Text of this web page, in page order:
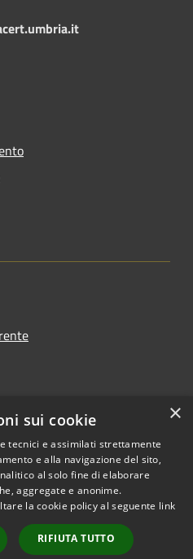
Copyright © 2026 • Comune di
Spoleto • Powered by
Municipium•
Accesso
redazione
×
sui cookie
tecnici e assimilati strettamente
e alla navigazione del sito,
al solo fine di elaborare
aggregate e anonime.
la cookie policy al seguente link
RIFIUTA TUTTO